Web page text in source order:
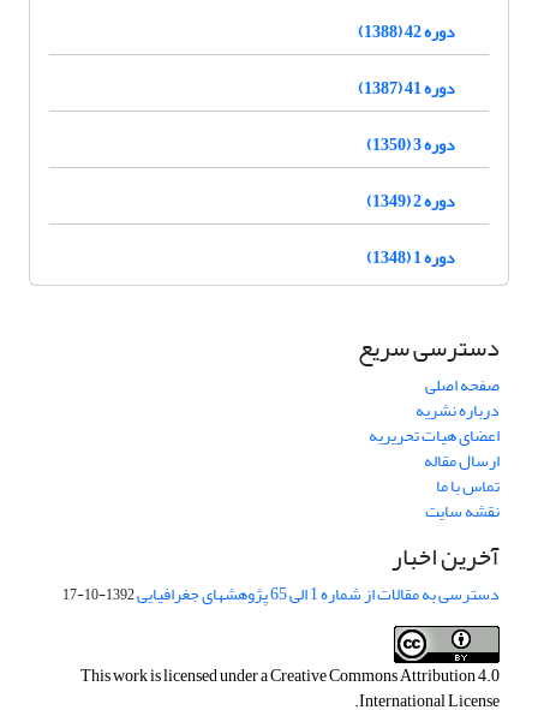
دوره 42 (1388)
دوره 41 (1387)
دوره 3 (1350)
دوره 2 (1349)
دوره 1 (1348)
دسترسی سریع
صفحه اصلی
درباره نشریه
اعضای هیات تحریریه
ارسال مقاله
تماس با ما
نقشه سایت
آخرین اخبار
دسترسی به مقالات از شماره 1 الی 65 پژوهشهای جغرافیایی 1392-10-17
This work is licensed under aCreative Commons Attribution 4.0
International License
.